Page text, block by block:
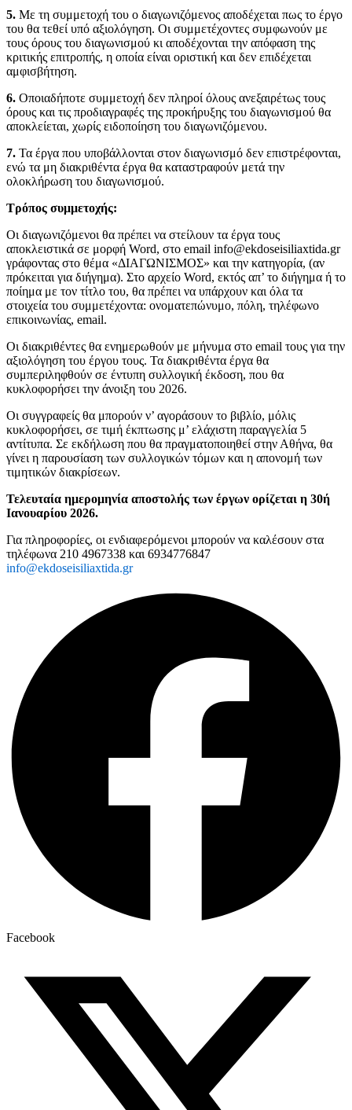
5. Με τη συμμετοχή του ο διαγωνιζόμενος αποδέχεται πως το έργο
του θα τεθεί υπό αξιολόγηση. Οι συμμετέχοντες συμφωνούν με
τους όρους του διαγωνισμού κι αποδέχονται την απόφαση της
κριτικής επιτροπής, η οποία είναι οριστική και δεν επιδέχεται
αμφισβήτηση.
6. Οποιαδήποτε συμμετοχή δεν πληροί όλους ανεξαιρέτως τους
όρους και τις προδιαγραφές της προκήρυξης του διαγωνισμού θα
αποκλείεται, χωρίς ειδοποίηση του διαγωνιζόμενου.
7. Τα έργα που υποβάλλονται στον διαγωνισμό δεν επιστρέφονται,
ενώ τα μη διακριθέντα έργα θα καταστραφούν μετά την
ολοκλήρωση του διαγωνισμού.
Τρόπος συμμετοχής:
Οι διαγωνιζόμενοι θα πρέπει να στείλουν τα έργα τους
αποκλειστικά σε μορφή Word, στο email info@ekdoseisiliaxtida.gr
γράφοντας στο θέμα «ΔΙΑΓΩΝΙΣΜΟΣ» και την κατηγορία, (αν
πρόκειται για διήγημα). Στο αρχείο Word, εκτός απ’ το διήγημα ή το
ποίημα με τον τίτλο του, θα πρέπει να υπάρχουν και όλα τα
στοιχεία του συμμετέχοντα: ονοματεπώνυμο, πόλη, τηλέφωνο
επικοινωνίας, email.
Οι διακριθέντες θα ενημερωθούν με μήνυμα στο email τους για την
αξιολόγηση του έργου τους. Τα διακριθέντα έργα θα
συμπεριληφθούν σε έντυπη συλλογική έκδοση, που θα
κυκλοφορήσει την άνοιξη του 2026.
Οι συγγραφείς θα μπορούν ν’ αγοράσουν το βιβλίο, μόλις
κυκλοφορήσει, σε τιμή έκπτωσης μ’ ελάχιστη παραγγελία 5
αντίτυπα. Σε εκδήλωση που θα πραγματοποιηθεί στην Αθήνα, θα
γίνει η παρουσίαση των συλλογικών τόμων και η απονομή των
τιμητικών διακρίσεων.
Τελευταία ημερομηνία αποστολής των έργων ορίζεται η 30ή
Ιανουαρίου 2026.
Για πληροφορίες, οι ενδιαφερόμενοι μπορούν να καλέσουν στα
τηλέφωνα 210 4967338 και 6934776847
info@ekdoseisiliaxtida.gr
Facebook